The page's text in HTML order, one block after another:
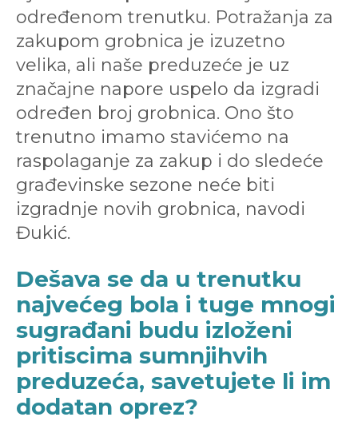
određenom trenutku. Potražanja za
zakupom grobnica je izuzetno
velika, ali naše preduzeće je uz
značajne napore uspelo da izgradi
određen broj grobnica. Ono što
trenutno imamo stavićemo na
raspolaganje za zakup i do sledeće
građevinske sezone neće biti
izgradnje novih grobnica, navodi
Đukić.
Dešava se da u trenutku
najvećeg bola i tuge mnogi
sugrađani budu izloženi
pritiscima sumnjihvih
preduzeća, savetujete li im
dodatan oprez?